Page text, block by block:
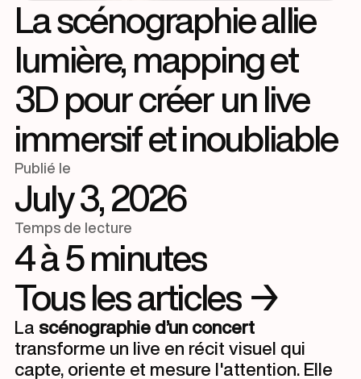
La scénographie allie
lumière, mapping et
3D pour créer un live
immersif et inoubliable
Publié le
July 3, 2026
Temps de lecture
4 à 5 minutes
Tous les articles →
La scénographie d’un concert
transforme un live en récit visuel qui
capte, oriente et mesure l'attention. Elle